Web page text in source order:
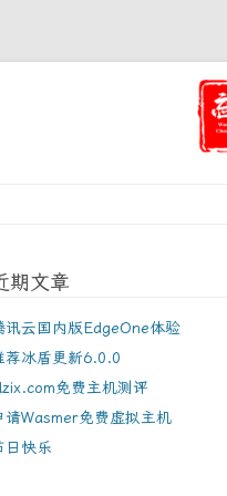
期文章
讯云国内版EdgeOne体验
荐冰盾更新6.0.0
免费主机测评
请Wasmer免费虚拟主机
日快乐